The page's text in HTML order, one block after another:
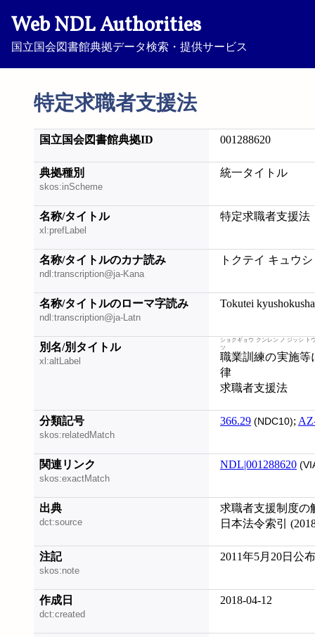
Web NDL Authorities
国立国会図書館典拠データ検索・提供サービス
特定求職者支援法
国立国会図書館典拠ID 001288620
典拠種別
skos:inScheme
統一タイトル
名称/タイトル
xl:prefLabel
特定求職者支援法
名称/タイトルのカナ読み
ndl:transcription@ja-Kana
トクテイ キュウ
名称/タイトルのローマ字読み
ndl:transcription@ja-Latn
Tokutei
別名/別タイトル
xl:altLabel
職業訓練の実施等
律
ショクギョウ クンレン ノ ジッシ ト
ツ
求職者支援法
分類記号
skos:relatedMatch
366.29 (NDC10);
関連リンク
skos:exactMatch
NDL|001288620
出典
dct:source
求職者支援制度の
日本法令索引
注記
skos:note
2011年5月20日公布
作成日
dct:created
2018-04-12